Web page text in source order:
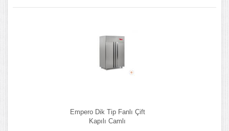
Empero Dik Tip Fanlı Çift
Kapılı Camlı